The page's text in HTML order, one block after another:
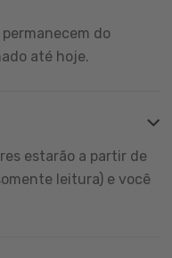
do
até hoje.
estarão a partir de
leitura) e você